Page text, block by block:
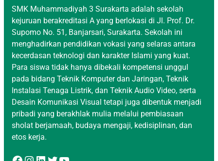
SMK Muhammadiyah 3 Surakarta adalah sekolah
kejuruan berakreditasi A yang berlokasi di Jl. Prof. Dr.
Supomo No. 51, Banjarsari, Surakarta. Sekolah ini
menghadirkan pendidikan vokasi yang selaras antara
kecerdasan teknologi dan karakter Islami yang kuat.
Para siswa tidak hanya dibekali kompetensi unggul
pada bidang Teknik Komputer dan Jaringan, Teknik
Instalasi Tenaga Listrik, dan Teknik Audio Video, serta
Desain Komunikasi Visual tetapi juga dibentuk menjadi
pribadi yang berakhlak mulia melalui pembiasaan
sholat berjamaah, budaya mengaji, kedisiplinan, dan
etos kerja.